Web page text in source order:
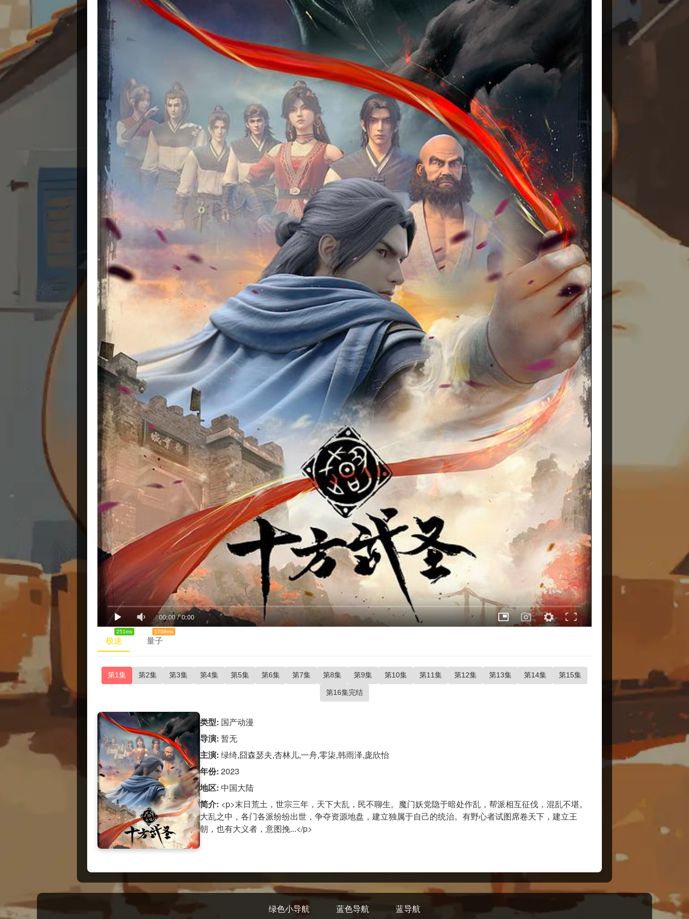
00:00/0:00
极速
251ms
量子
1708ms
第1集 第2集 第3集 第4集 第5集 第6集 第7集 第8集 第9集 第10集 第11集 第12集 第13集 第14集 第15集
第16集完结
类型: 国产动漫
导演: 暂无
主演: 绿绮,囧森瑟夫,杏林儿,一舟,零柒,韩雨泽,庞欣怡
年份: 2023
地区: 中国大陆
简介: <p>末日荒土，世宗三年，天下大乱，民不聊生。魔门妖党隐于暗处作乱，帮派相互征伐，混乱不堪。
大乱之中，各门各派纷纷出世，争夺资源地盘，建立独属于自己的统治。有野心者试图席卷天下，建立王
朝，也有大义者，意图挽...</p>
绿色小导航 蓝色导航 蓝导航